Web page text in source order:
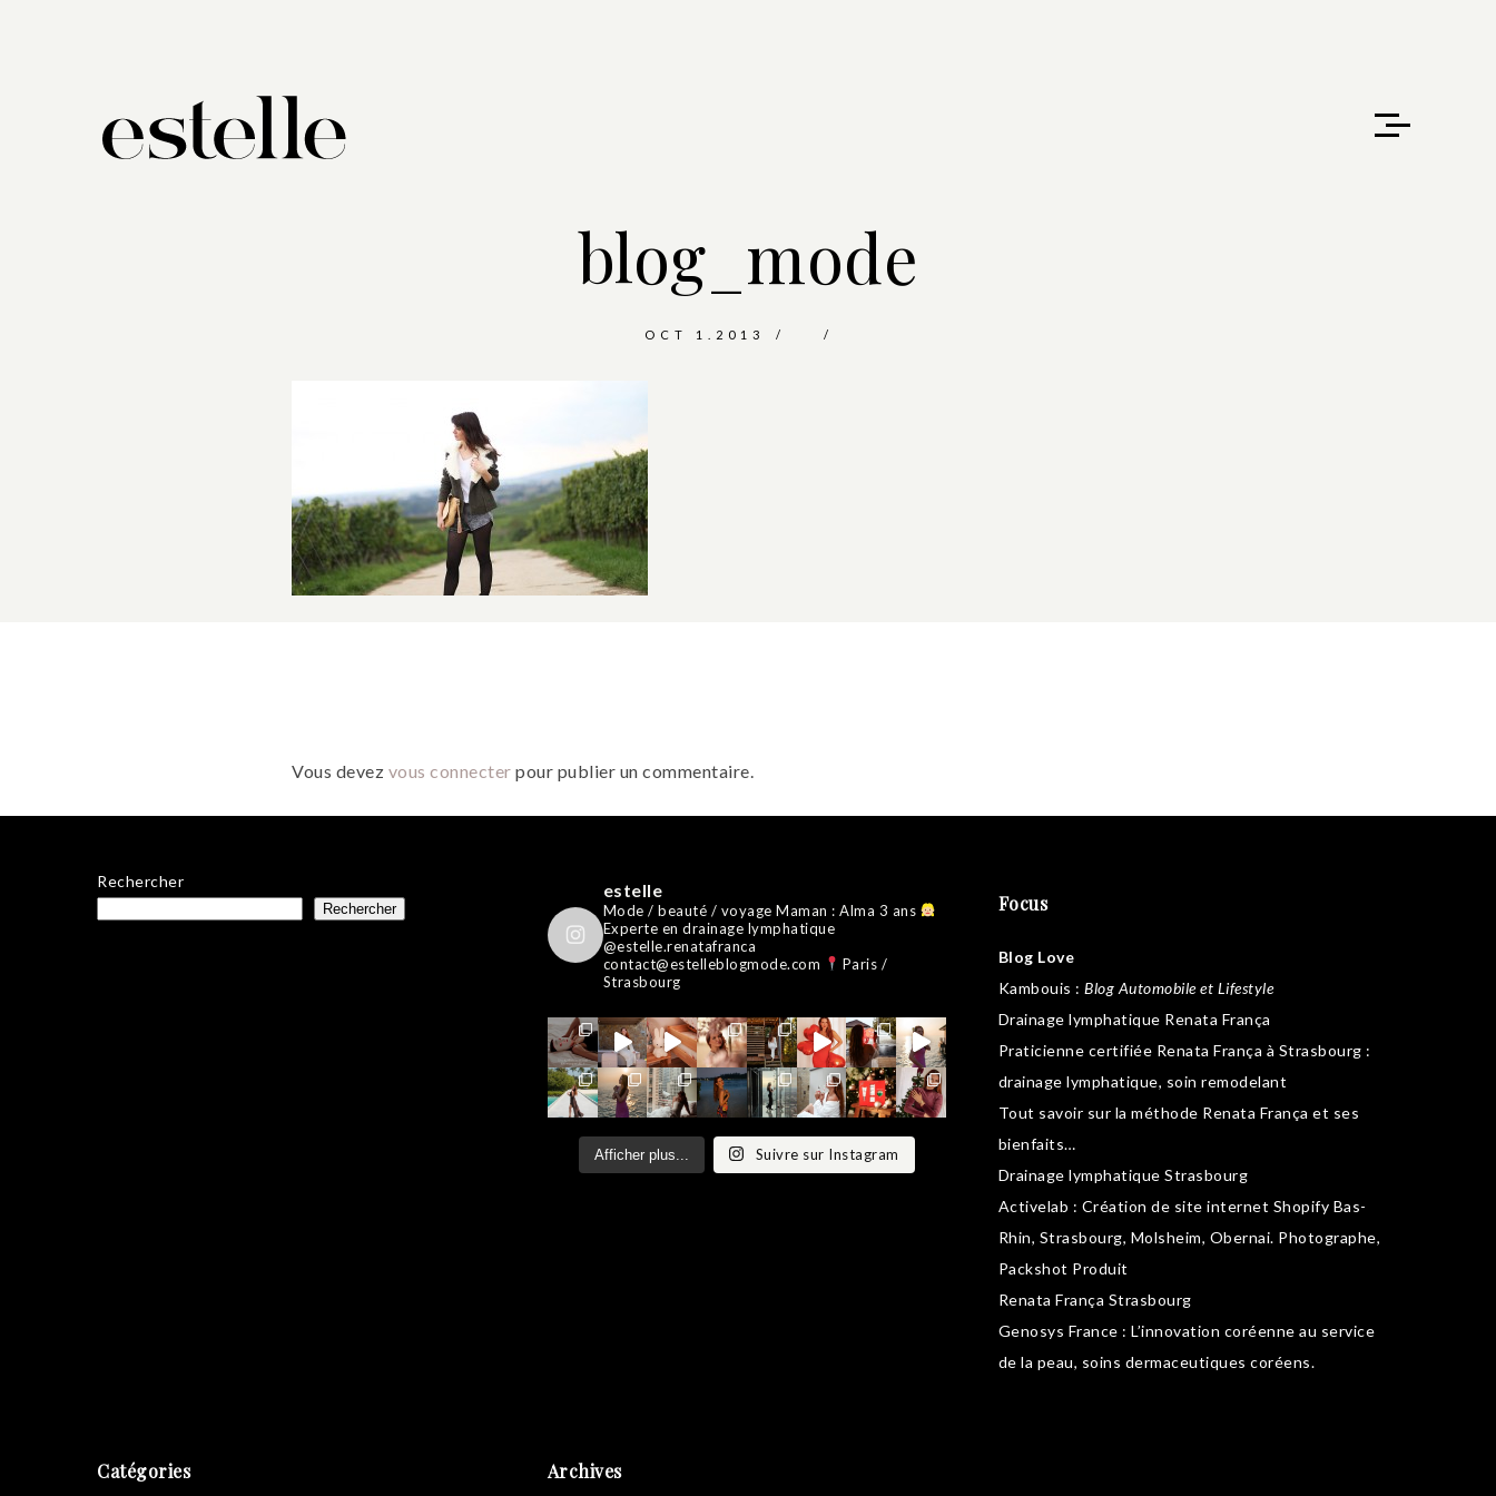
blog_mode
OCT 1.2013
Vous devez vous connecter pour publier un commentaire.
Rechercher
Rechercher
estelle
Mode / beauté / voyageMaman : Alma 3 ans
Experte en drainage lymphatique
@estelle.renatafranca
contact@estelleblogmode.com
Paris /
Strasbourg
Afficher plus... Suivre sur Instagram
Focus
Blog Love
Kambouis :Blog Automobile et Lifestyle
Drainage lymphatique Renata França
Praticienne certifiée Renata França à Strasbourg :
drainage lymphatique, soin remodelant
Tout savoir sur laméthode Renata França et ses
bienfaits…
Drainage lymphatique Strasbourg
Activelab : Création de site internet Shopify Bas-
Rhin, Strasbourg, Molsheim, Obernai. Photographe,
Packshot Produit
Renata França Strasbourg
Genosys France : L’innovation coréenne au service
de la peau, soins dermaceutiques coréens.
Catégories Archives